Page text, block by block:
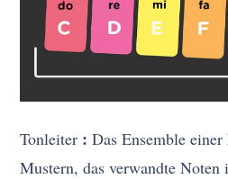
Tonleiter : Das Ensemble
Mustern, das verwandte